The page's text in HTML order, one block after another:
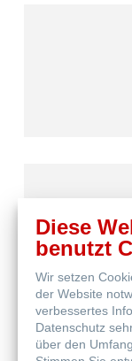
Diese
benutzt
Wir setzen
der Website
verbessertes
Datenschutz
über den